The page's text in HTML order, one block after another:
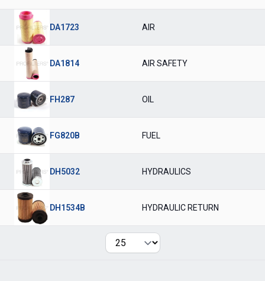
DA1723 AIR
DA1814 AIR SAFETY
FH287 OIL
FG820B FUEL
DH5032 HYDRAULICS
DH1534B HYDRAULIC RETURN